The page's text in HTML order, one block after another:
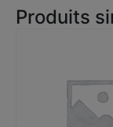
Produits